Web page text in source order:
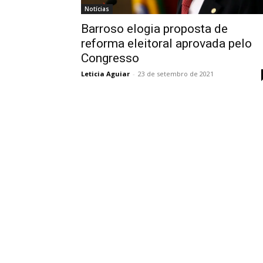
Notícias
Barroso elogia proposta de
reforma eleitoral aprovada pelo
Congresso
Leticia Aguiar - 23 de setembro de 2021